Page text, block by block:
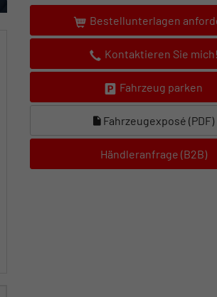
Bestellunterlagen
Kontaktieren Sie mich!
Fahrzeug parken
Fahrzeugexposé (PDF)
Händleranfrage (B2B)